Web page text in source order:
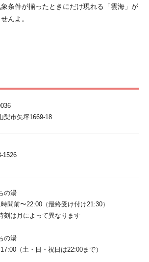
条件が揃ったときにだけ現れる「雲海」が
んよ。
梨市矢坪1669-18
1526
の湯
間前〜22:00（最終受け付け21:30）
刻は月によって異なります
の湯
（土・日・祝日は22:00まで）